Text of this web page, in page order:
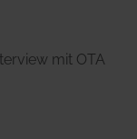
mit OTA